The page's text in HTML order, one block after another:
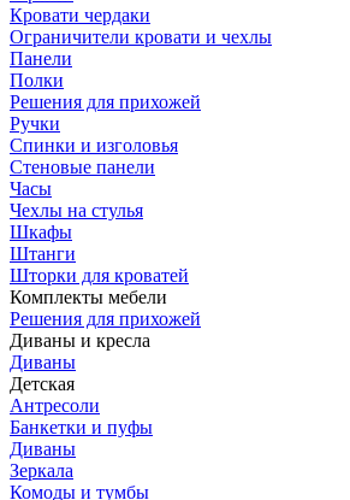
Кровати чердаки
Ограничители кровати и чехлы
Панели
Полки
Решения для прихожей
Ручки
Спинки и изголовья
Стеновые панели
Часы
Чехлы на стулья
Шкафы
Штанги
Шторки для кроватей
Комплекты мебели
Решения для прихожей
Диваны и кресла
Диваны
Детская
Антресоли
Банкетки и пуфы
Диваны
Зеркала
Комоды и тумбы